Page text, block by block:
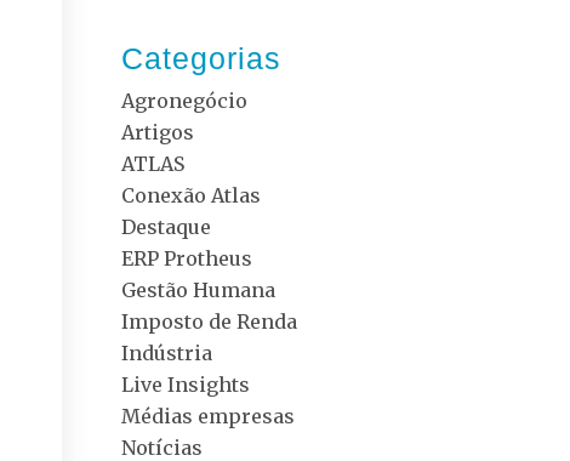
Categorias
Agronegócio
Artigos
ATLAS
Conexão Atlas
Destaque
ERP Protheus
Gestão Humana
Imposto de Renda
Indústria
Live Insights
Médias empresas
Notícias